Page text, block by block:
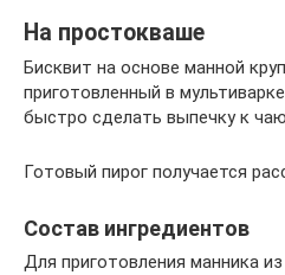
На простокваше
Бисквит на основе манной
приготовленный в
быстро сделать выпечку к
Готовый пирог получается
Состав ингредиентов
Для приготовления манника